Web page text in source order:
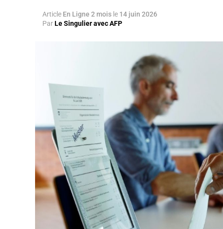
Article En Ligne 2 mois le 14 juin 2026
ParLe Singulier avec AFP